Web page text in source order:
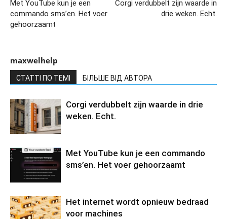
Met YouTube kun je een
commando sms’en. Het voer
gehoorzaamt
Corgi verdubbelt zijn waarde in
drie weken. Echt.
maxwelhelp
СТАТТІ ПО ТЕМІ БІЛЬШЕ ВІД АВТОРА
Corgi verdubbelt zijn waarde in drie
weken. Echt.
Met YouTube kun je een commando
sms’en. Het voer gehoorzaamt
Het internet wordt opnieuw bedraad
voor machines